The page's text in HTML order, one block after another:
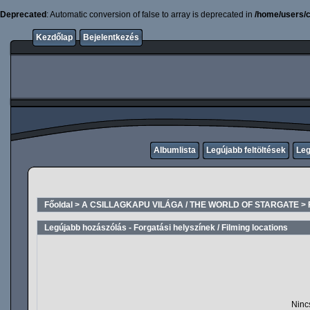
Deprecated : Automatic conversion of false to array is deprecated in /home/users/
Kezdőlap Bejelentkezés
Albumlista Legújabb feltöltések
Főoldal > A CSILLAGKAPU VILÁGA / THE WORLD OF STARGATE >
Legújabb hozászólás - Forgatási helyszínek / Filming locations